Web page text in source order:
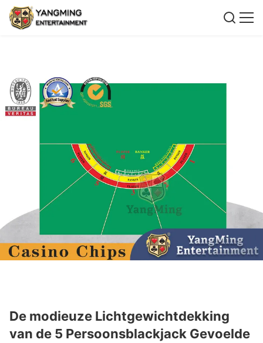
De modieuze Lichtgewichtdekking
van de 5 Persoonsblackjack Gevoelde